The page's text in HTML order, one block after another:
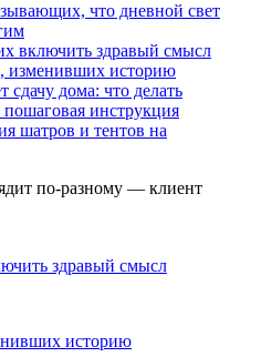
что дневной свет
включить здравый смысл
изменивших историю
сдачу дома: что делать
инструкция
шатров и тентов на
по-разному — клиент
здравый смысл
историю